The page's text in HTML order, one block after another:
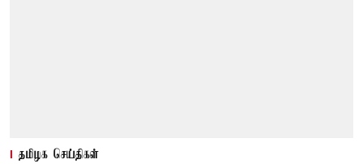
தமிழக செய்திகள்